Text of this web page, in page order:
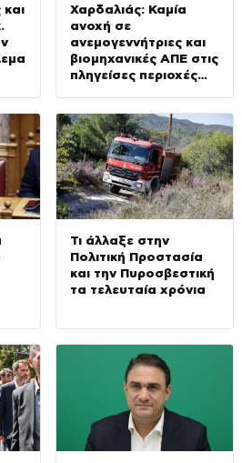
Χαρδαλιάς: Καμία
ανοχή σε
ανεμογεννήτριες και
βιομηχανικές ΑΠΕ στις
πληγείσες περιοχές
Τι άλλαξε στην
Πολιτική Προστασία
και την Πυροσβεστική
τα τελευταία χρόνια